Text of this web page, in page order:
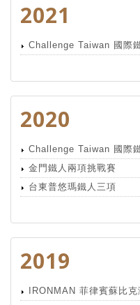
2021
Challenge Taiwan 國際
2020
Challenge Taiwan 國際
金門鐵人兩項挑戰賽
台東普悠瑪鐵人三項
2019
IRONMAN 菲律賓蘇比